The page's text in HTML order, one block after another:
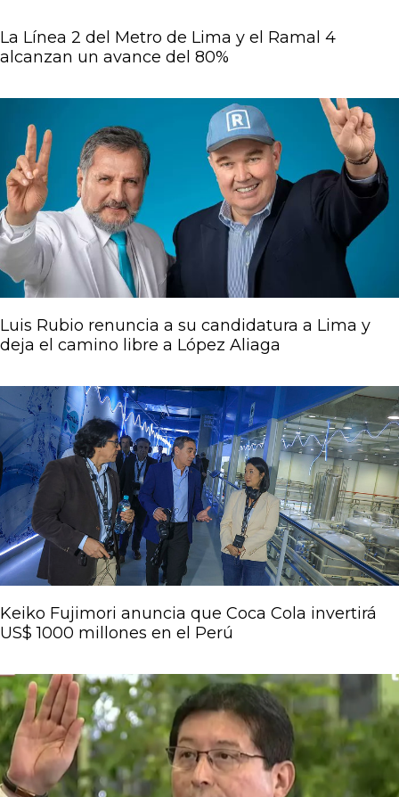
La Línea 2 del Metro de Lima y el Ramal 4
alcanzan un avance del 80%
Luis Rubio renuncia a su candidatura a Lima y
deja el camino libre a López Aliaga
Keiko Fujimori anuncia que Coca Cola invertirá
US$ 1000 millones en el Perú